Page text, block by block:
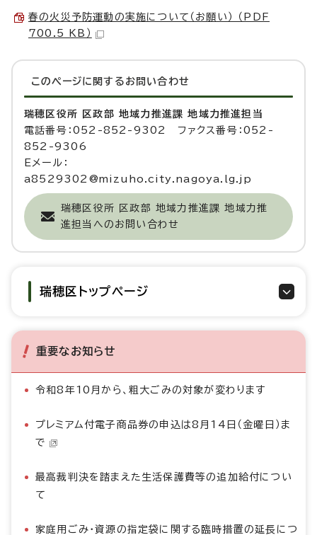
春の火災予防運動の実施について（お願い） （PDF
700.5 KB）
このページに関する お問い合わせ
瑞穂区役所 区政部 地域力推進課 地域力推進担当
電話番号：052-852-9302 ファクス番号：052-
852-9306
Eメール：
a8529302@mizuho.city.nagoya.lg.jp
瑞穂区役所 区政部 地域力推進課 地域力推
進担当へのお問い合わせ
瑞穂区トップページ
重要なお知らせ
令和8年10月から、粗大ごみの対象が変わります
プレミアム付電子商品券の申込は8月14日（金曜日）ま
で
最高裁判決を踏まえた生活保護費等の追加給付につい
て
家庭用ごみ・資源の指定袋に関する臨時措置の延長につ